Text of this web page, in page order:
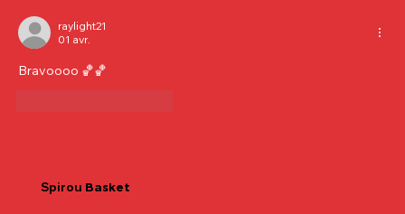
raylight21
01 avr.
Bravoooo 🏀🏀
Spirou Basket